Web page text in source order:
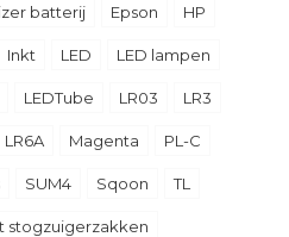
batterij Epson HP
Inkt LED LED lampen
LEDTube LR03 LR3
LR6A Magenta PL-C
SUM4 Sqoon TL
stogzuigerzakken